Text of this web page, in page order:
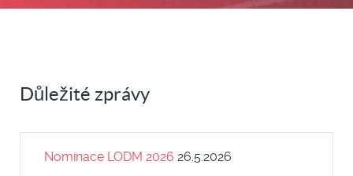
Důležité zprávy
Nominace LODM 2026 26.5.2026